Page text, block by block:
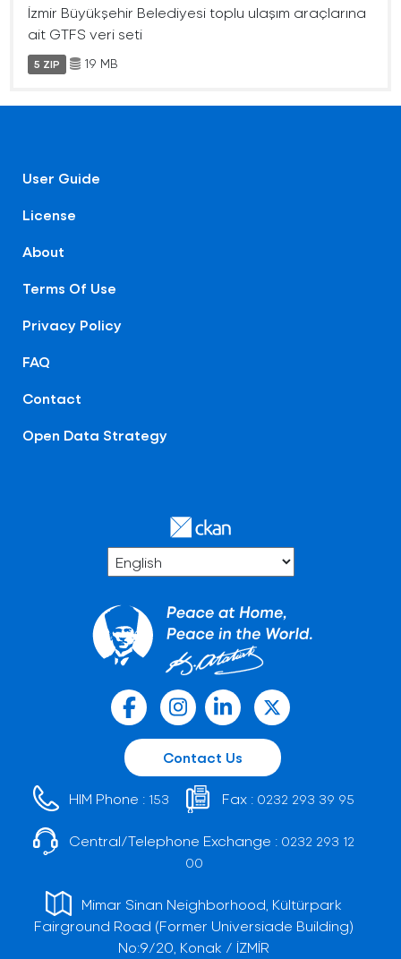
İzmir Büyükşehir Belediyesi toplu ulaşım araçlarına
ait GTFS veri seti
5 ZIP 19 MB
User Guide
License
About
Terms Of Use
Privacy Policy
FAQ
Contact
Open Data Strategy
Contact Us
HIM Phone : 153 Fax : 0232 293 39 95
Central/Telephone Exchange : 0232 293 12
00
Mimar Sinan Neighborhood, Kültürpark
Fairground Road (Former Universiade Building)
No:9/20, Konak / İZMİR